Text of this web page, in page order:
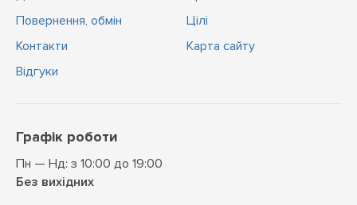
Повернення, обмін
Контакти
Відгуки
Цiлi
Карта сайту
Графік роботи
Пн — Нд: з 10:00 до 19:00
Без вихідних